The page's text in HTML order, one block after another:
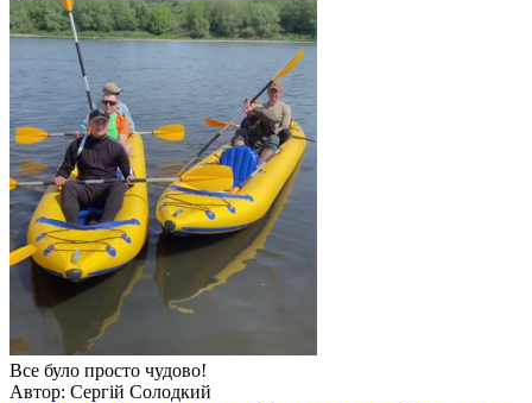
Все було просто чудово!
Автор: Сергій Солодкий